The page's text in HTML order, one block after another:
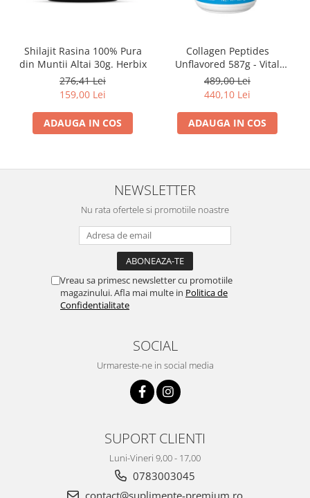
Shilajit Rasina 100% Pura
din Muntii Altai 30g. Herbix
276,41 Lei
159,00 Lei
ADAUGA IN COS
Collagen Peptides
Unflavored 587g - Vital
Proteins
489,00 Lei
440,10 Lei
ADAUGA IN COS
NEWSLETTER
Nu rata ofertele si promotiile noastre
Vreau sa primesc newsletter cu promotiile
magazinului. Afla mai multe in Politica de
Confidentialitate
SOCIAL
Urmareste-ne in social media
SUPORT CLIENTI
Luni-Vineri 9,00 - 17,00
0783003045